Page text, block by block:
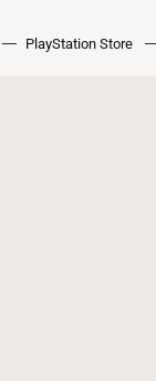
PlayStation Store